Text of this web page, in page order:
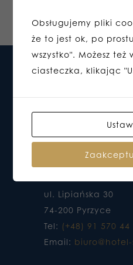
HOTEL DO
ul. Lipiańska 30
74-200 Pyrzyce
Tel: (+48) 91 570 44
Email:
Obsługujemy pliki
że to jest ok, po
wszystko". Możesz
ciasteczka, klikając